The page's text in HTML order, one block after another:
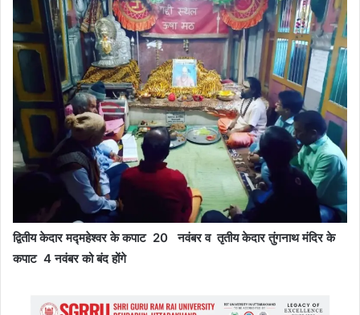
द्वितीय केदार मद्महेश्वर के कपाट20नवंबर व तृतीय केदार तुंगनाथ मंदिर के
कपाट4नवंबर को बंद होंगे